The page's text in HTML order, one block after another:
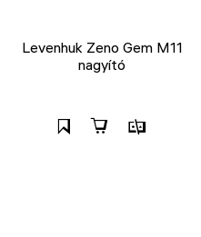
Levenhuk Zeno Gem M11
nagyító